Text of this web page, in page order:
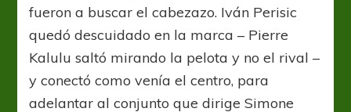
fueron a buscar el cabezazo. Iván Perisic
quedó descuidado en la marca – Pierre
Kalulu saltó mirando la pelota y no el rival –
y conectó como venía el centro, para
adelantar al conjunto que dirige Simone